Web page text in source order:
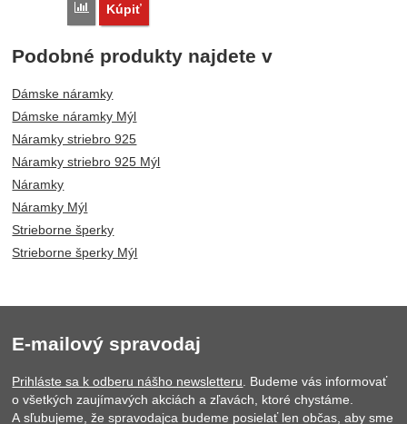
Porovnať
Kúpiť
Podobné produkty najdete v
Dámske náramky
Dámske náramky Mýl
Náramky striebro 925
Náramky striebro 925 Mýl
Náramky
Náramky Mýl
Strieborne šperky
Strieborne šperky Mýl
E-mailový spravodaj
Prihláste sa k odberu nášho newsletteru. Budeme vás informovať
o všetkých zaujímavých akciách a zľavách, ktoré chystáme.
A sľubujeme, že spravodajca budeme posielať len občas, aby sme